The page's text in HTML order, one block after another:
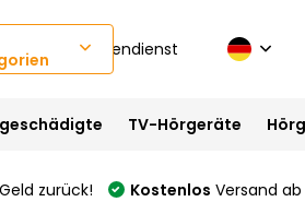
Kundendienst
TV-Hörgeräte
Geld zurück! Kostenlos Versand